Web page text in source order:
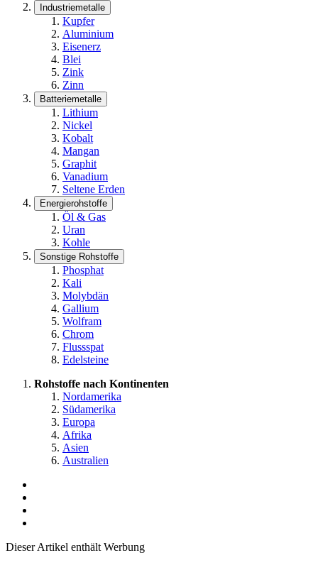
Industriemetalle
Kupfer
Aluminium
Eisenerz
Blei
Zink
Zinn
Batteriemetalle
Lithium
Nickel
Kobalt
Mangan
Graphit
Vanadium
Seltene Erden
Energierohstoffe
Öl & Gas
Uran
Kohle
Sonstige Rohstoffe
Phosphat
Kali
Molybdän
Gallium
Wolfram
Chrom
Flussspat
Edelsteine
Rohstoffe nach Kontinenten
Nordamerika
Südamerika
Europa
Afrika
Asien
Australien
Dieser Artikel enthält Werbung